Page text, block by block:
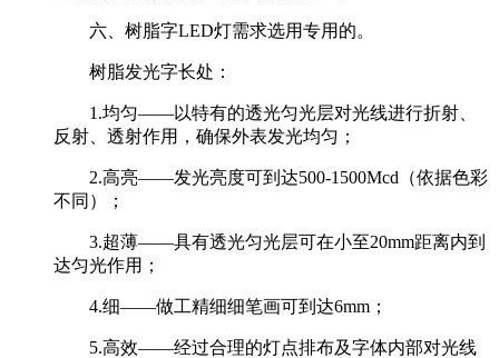
六、树脂字LED灯需求选用专用的。
树脂发光字长处：
1.均匀——以特有的透光匀光层对光线进行折射、
反射、透射作用，确保外表发光均匀；
2.高亮——发光亮度可到达500-1500Mcd（依据色彩
不同）；
3.超薄——具有透光匀光层可在小至20mm距离内到
达匀光作用；
4.细——做工精细细笔画可到达6mm；
5.高效——经过合理的灯点排布及字体内部对光线